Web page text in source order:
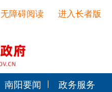
进入长者版
无障碍阅读
南阳要闻
政务服务